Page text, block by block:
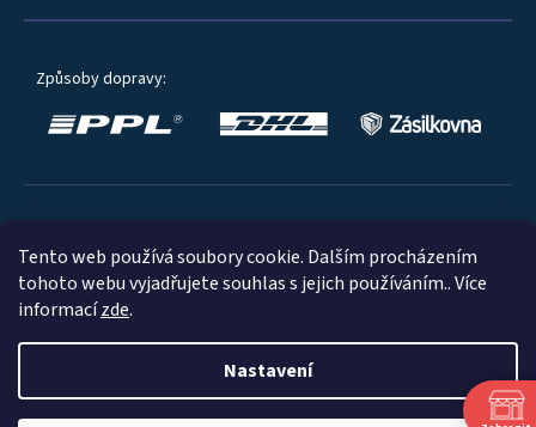
Tento web používá soubory cookie. Dalším procházením
tohoto webu vyjadřujete souhlas s jejich používáním.. Více
informacízde.
Nastavení
Způsoby dopravy:
Oblíbené způsoby platby:
© 2023